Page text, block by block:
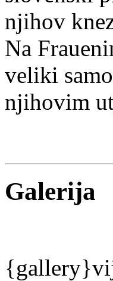
njihov
Na
veliki
njihovim
Galerija